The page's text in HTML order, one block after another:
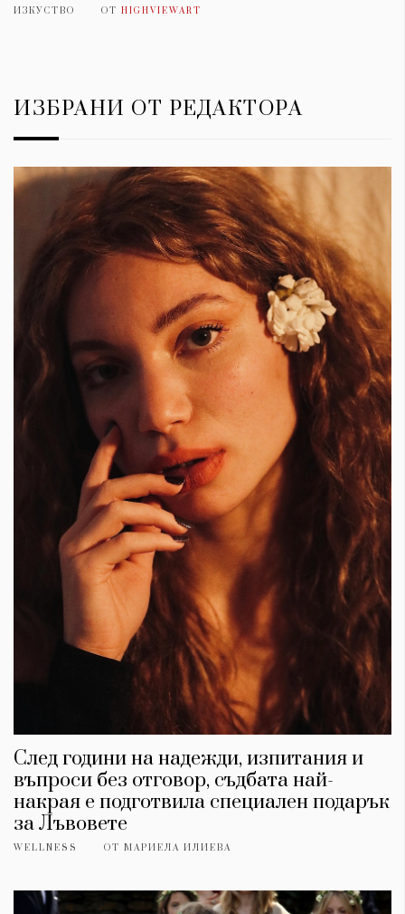
ИЗКУСТВО ОТ HIGHVIEWART
ИЗБРАНИ ОТ РЕДАКТОРА
След години на надежди, изпитания и
въпроси без отговор, съдбата най-
накрая е подготвила специален подарък
за Лъвовете
WELLNESS ОТ МАРИЕЛА ИЛИЕВА